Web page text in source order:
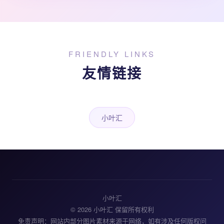
FRIENDLY LINKS
友情链接
小叶汇
小叶汇
© 2026 小叶汇 保留所有权利
免责声明：网站内部分图片素材来源于网络，如有涉及任何版权问